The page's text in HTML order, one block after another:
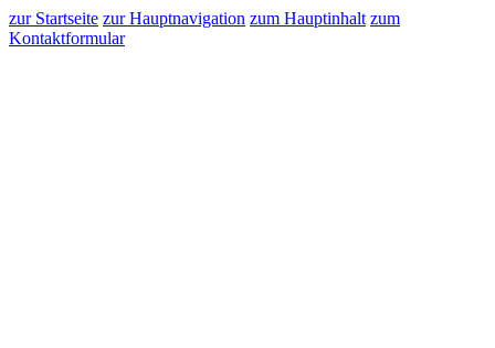
zur Startseite zur Hauptnavigation zum Hauptinhalt zum
Kontaktformular